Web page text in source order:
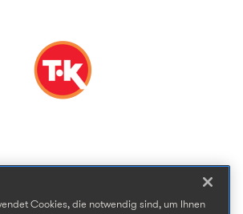
Cookies, die notwendig sind, um Ihnen